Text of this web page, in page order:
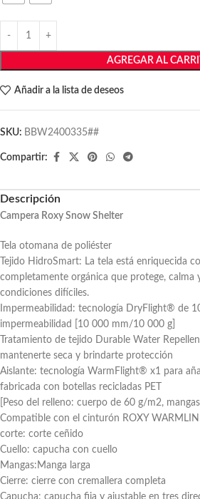
AGREGAR AL
Añadir a la lista de deseos
SKU: BBW2400335##
Compartir:
Descripción
Campera Roxy Snow Shelter
Tela otomana de poliéster
Tejido HidroSmart: La tela está enriquecida
completamente orgánica que protege, calma
condiciones difíciles.
Impermeabilidad: tecnología DryFlight® de
impermeabilidad [10 000 mm/10 000 g]
Tratamiento de tejido Durable Water
mantenerte seca y brindarte protección
Aislante: tecnología WarmFlight® x1 para
fabricada con botellas recicladas PET
[Peso del relleno: cuerpo de 60 g/m2,
Compatible con el cinturón ROXY
corte: corte ceñido
Cuello: capucha con cuello
Mangas:Manga larga
Cierre: cierre con cremallera completa